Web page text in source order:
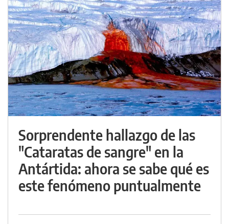
Sorprendente hallazgo de las
"Cataratas de sangre" en la
Antártida: ahora se sabe qué es
este fenómeno puntualmente